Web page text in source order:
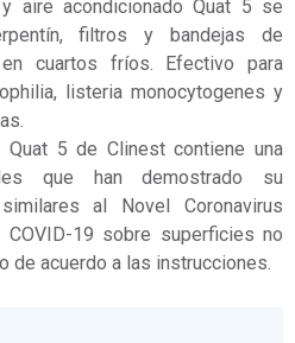
aire acondicionado Quat 5 se
filtros y bandejas de
cuartos fríos. Efectivo para
listeria monocytogenes y
Quat 5 de Clinest contiene una
que han demostrado su
al Novel Coronavirus
COVID-19 sobre superficies no
de acuerdo a las instrucciones.